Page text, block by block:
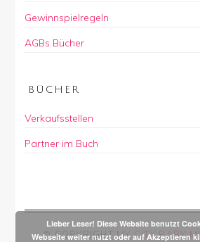
Gewinnspielregeln
AGBs Bücher
BÜCHER
Verkaufsstellen
Partner im Buch
© COPYRIGHTMY CITY BABY
Lieber Leser! Diese Website benutzt
Webseite weiter nutzt oder auf Akzeptieren